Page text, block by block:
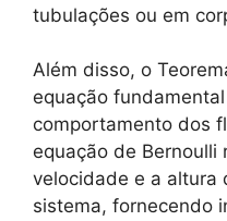
tubulações ou em
Além disso, o
equação
comportamento dos
equação de Bernoulli
velocidade e a altura
sistema, fornecendo